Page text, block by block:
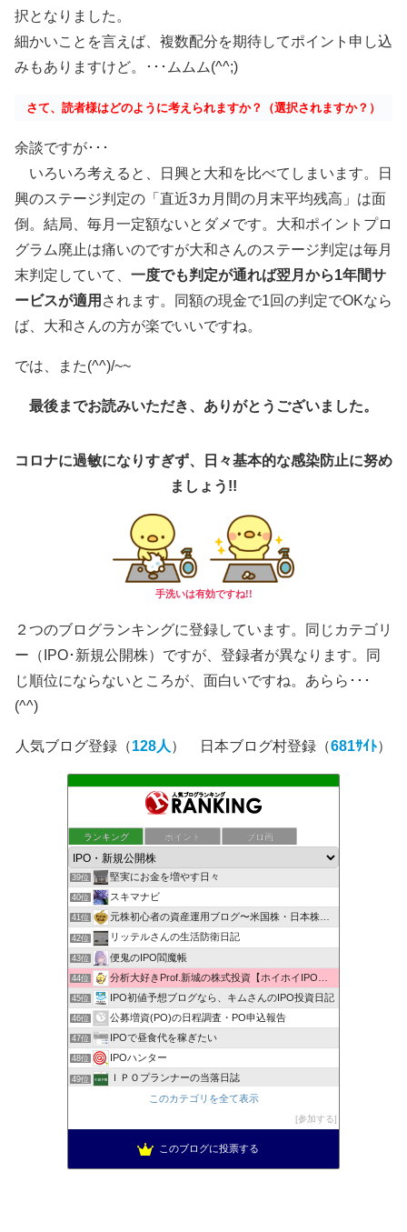
択となりました。
細かいことを言えば、複数配分を期待してポイント申し込
みもありますけど。･･･ムムム(^^;)
さて、読者様はどのように考えられますか？（選択されますか？）
余談ですが･･･
いろいろ考えると、日興と大和を比べてしまいます。日
興のステージ判定の「直近3カ月間の月末平均残高」は面
倒。結局、毎月一定額ないとダメです。大和ポイントプロ
グラム廃止は痛いのですが大和さんのステージ判定は毎月
末判定していて、 一度でも判定が通れば翌月から1年間サ
ービスが適用 されます。同額の現金で1回の判定でOKなら
ば、大和さんの方が楽でいいですね。
では、また(^^)/~~
最後までお読みいただき、ありがとうございました。
コロナに過敏になりすぎず、日々基本的な感染防止に努め
ましょう!!
手洗いは有効ですね!!
２つのブログランキングに登録しています。同じカテゴリ
ー（IPO･新規公開株）ですが、登録者が異なります。同
じ順位にならないところが、面白いですね。あらら･･･
(^^)
人気ブログ登録（128人 ） 日本ブログ村登録（681ｻｲﾄ）
ランキング ポイント ブロ画
37位 もんきち雑貨店投資日記
38位 株マニュアル まったり資産運用
39位 堅実にお金を増やす日々
40位 スキマナビ
41位 元株初心者の資産運用ブログ〜米国株・日本株・IPO株投資
42位 リッテルさんの生活防衛日記
43位 便鬼のIPO閻魔帳
44位 分析大好きProf.新城の株式投資【ホイホイIPO投資術】
45位 IPO初値予想ブログなら、キムさんのIPO投資日記
46位 公募増資(PO)の日程調査・PO申込報告
47位 IPOで昼食代を稼ぎたい
48位 IPOハンター
49位 ＩＰＯプランナーの当落日誌
新規公開株で1000万への道！
このカテゴリを全て表示
参加する
このブログに投票する